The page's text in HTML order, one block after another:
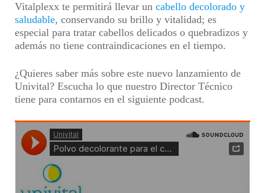
Vitalplexx te permitirá llevar un cabello decolorado y
saludable, conservando su brillo y vitalidad; es
especial para tratar cabellos delicados o quebradizos y
además no tiene contraindicaciones en el tiempo.
¿Quieres saber más sobre este nuevo lanzamiento de
Univital? Escucha lo que nuestro Director Técnico
tiene para contarnos en el siguiente podcast.